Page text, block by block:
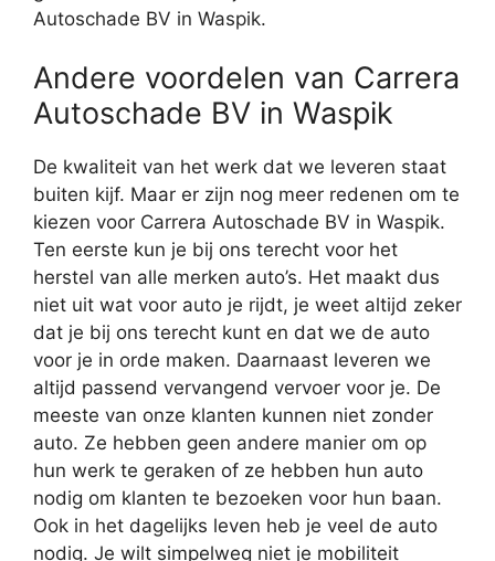
Autoschade BV in Waspik.
Andere voordelen van Carrera
Autoschade BV in Waspik
De kwaliteit van het werk dat we leveren staat
buiten kijf. Maar er zijn nog meer redenen om te
kiezen voor Carrera Autoschade BV in Waspik.
Ten eerste kun je bij ons terecht voor het
herstel van alle merken auto’s. Het maakt dus
niet uit wat voor auto je rijdt, je weet altijd zeker
dat je bij ons terecht kunt en dat we de auto
voor je in orde maken. Daarnaast leveren we
altijd passend vervangend vervoer voor je. De
meeste van onze klanten kunnen niet zonder
auto. Ze hebben geen andere manier om op
hun werk te geraken of ze hebben hun auto
nodig om klanten te bezoeken voor hun baan.
Ook in het dagelijks leven heb je veel de auto
nodig. Je wilt simpelweg niet je mobiliteit